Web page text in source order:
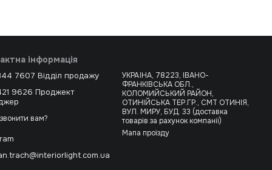
інформація
7607 Відділ продажу
9626 Проджект
вам?
УКРАЇНА, 78223, ІВАНО-
ФРАНКІВСЬКА ОБЛ.,
КОЛОМИЙСЬКИЙ РАЙОН,
ОТИНІЙСЬКА ТЕР.ГР., СМТ ОТИНІЯ,
ВУЛ. МИРУ, БУД. 33 (доставка
товарів за рахунок компанії)
Мапа проїзду